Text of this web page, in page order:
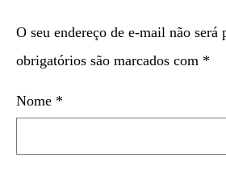
O seu endereço de e-mail não será
obrigatórios são marcados com *
Nome *